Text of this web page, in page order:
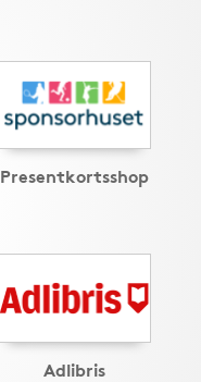
Presentkortsshop
Adlibris